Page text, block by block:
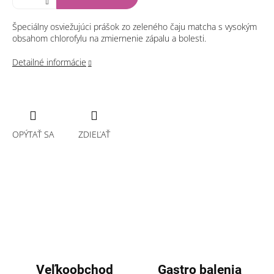
Špeciálny osviežujúci prášok zo zeleného čaju matcha s vysokým
obsahom chlorofylu na zmiernenie zápalu a bolesti.
Detailné informácie
OPÝTAŤ SA ZDIEĽAŤ
Veľkoobchod Gastro balenia